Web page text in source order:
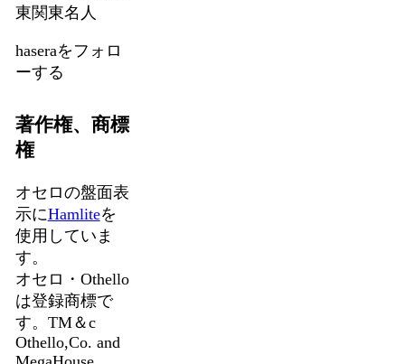
東関東名人
haseraをフォロ
ーする
著作権、商標
権
オセロの盤面表
示にHamliteを
使用していま
す。
オセロ・Othello
は登録商標で
す。TM＆c
Othello,Co. and